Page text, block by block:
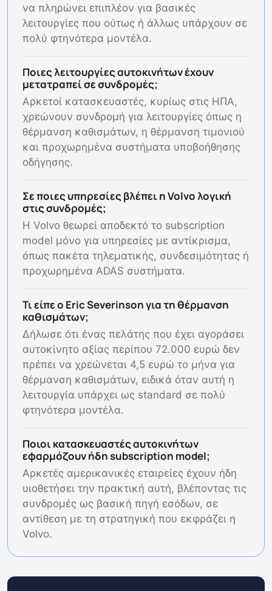
να πληρώνει επιπλέον για βασικές
λειτουργίες που ούτως ή άλλως υπάρχουν σε
πολύ φτηνότερα μοντέλα.
Ποιες λειτουργίες αυτοκινήτων έχουν
μετατραπεί σε συνδρομές;
Αρκετοί κατασκευαστές, κυρίως στις ΗΠΑ,
χρεώνουν συνδρομή για λειτουργίες όπως η
θέρμανση καθισμάτων, η θέρμανση τιμονιού
και προχωρημένα συστήματα υποβοήθησης
οδήγησης.
Σε ποιες υπηρεσίες βλέπει η Volvo λογική
στις συνδρομές;
Η Volvo θεωρεί αποδεκτό το subscription
model μόνο για υπηρεσίες με αντίκρισμα,
όπως πακέτα τηλεματικής, συνδεσιμότητας ή
προχωρημένα ADAS συστήματα.
Τι είπε ο Eric Severinson για τη θέρμανση
καθισμάτων;
Δήλωσε ότι ένας πελάτης που έχει αγοράσει
αυτοκίνητο αξίας περίπου 72.000 ευρώ δεν
πρέπει να χρεώνεται 4,5 ευρώ το μήνα για
θέρμανση καθισμάτων, ειδικά όταν αυτή η
λειτουργία υπάρχει ως standard σε πολύ
φτηνότερα μοντέλα.
Ποιοι κατασκευαστές αυτοκινήτων
εφαρμόζουν ήδη subscription model;
Αρκετές αμερικανικές εταιρείες έχουν ήδη
υιοθετήσει την πρακτική αυτή, βλέποντας τις
συνδρομές ως βασική πηγή εσόδων, σε
αντίθεση με τη στρατηγική που εκφράζει η
Volvo.